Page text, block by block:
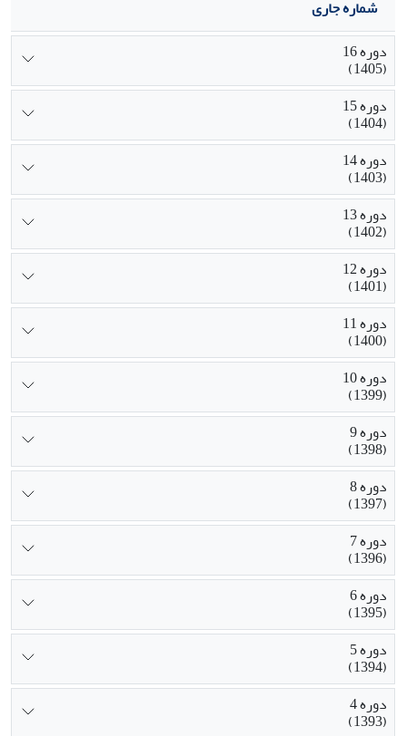
شماره جاری
دوره 16
(1405)
دوره 15
(1404)
دوره 14
(1403)
دوره 13
(1402)
دوره 12
(1401)
دوره 11
(1400)
دوره 10
(1399)
دوره 9
(1398)
دوره 8
(1397)
دوره 7
(1396)
دوره 6
(1395)
دوره 5
(1394)
دوره 4
(1393)